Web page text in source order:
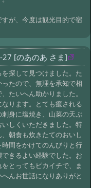
が、今度は観光目的で宿
[のあのあ さま]
探して見つけました。た
たので、無理を承知で相
たいへん助かりました。
ります。とても癒される
身に塩焼き、山菜の天ぷ
しくいただきました。特
朝食も炊きたてのおいし
間をかけてのんびりと行
きるよい経験でした。お
とってもピカイチで、ま
んお世話になりありがと